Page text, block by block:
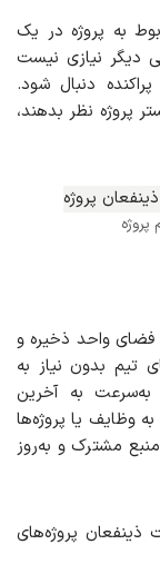
به پروژه در یک
دیگر نیازی نیست
دنبال شود.
پروژه نظر بدهند،
پروژه
فضای واحد ذخیره و
تیم بدون نیاز به
به‌سرعت به آخرین
وظایف یا پروژه‌ها
مشترک و به‌روز
ذینفعان پروژه‌های